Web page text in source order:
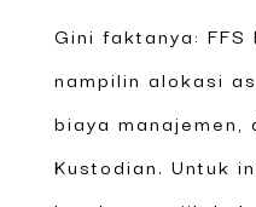
Gini faktanya: FFS
nampilin alokasi
biaya manajemen,
Kustodian. Untuk